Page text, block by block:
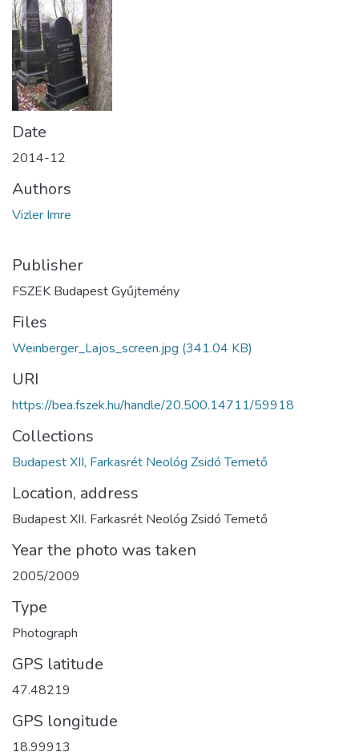
Date
2014-12
Authors
Vizler Imre
Publisher
FSZEK Budapest Gyűjtemény
Files
Weinberger_Lajos_screen.jpg (341.04 KB)
URI
https://bea.fszek.hu/handle/20.500.14711/59918
Collections
Budapest XII, Farkasrét Neológ Zsidó Temető
Location, address
Budapest XII. Farkasrét Neológ Zsidó Temető
Year the photo was taken
2005/2009
Type
Photograph
GPS latitude
47.48219
GPS longitude
18.99913